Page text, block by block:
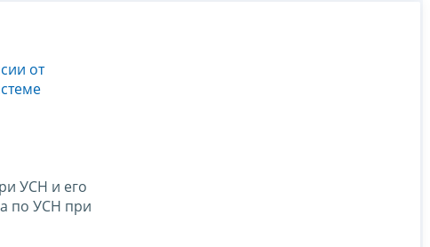
от
УСН и его
по УСН при